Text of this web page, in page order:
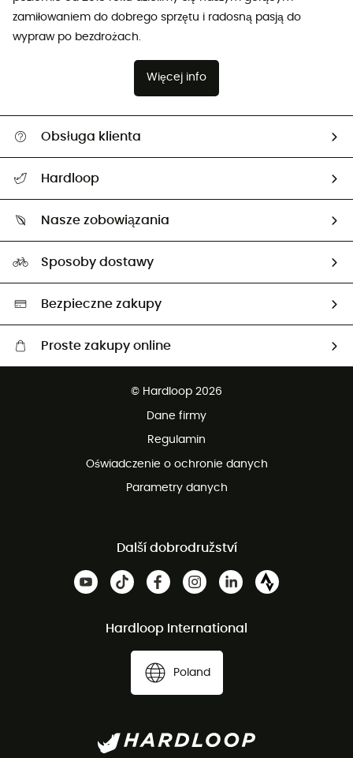
zamiłowaniem do dobrego sprzętu i radosną pasją do
wypraw po bezdrożach.
Więcej info
Obsługa klienta
Śledzenie przesyłki
Zwrot artykułów i zwrot środków
Hardloop
Ambasadorzy
Nasze zobowiązania
Neutralność węglowa
Wybrane produkty eko
Sposoby dostawy
Bezpieczne zakupy
Proste zakupy online
100 dni na bezpłatny zwrot
© Hardloop 2026
Dane firmy
Regulamin
Oświadczenie o ochronie danych
Parametry danych
Další dobrodružství
Hardloop International
Poland